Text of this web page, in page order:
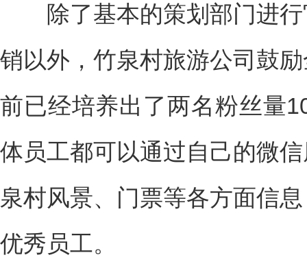
除了基本的策划部门进行
销以外，竹泉村旅游公司鼓
前已经培养出了两名粉丝量
体员工都可以通过自己的微
泉村风景、门票等各方面信
优秀员工。